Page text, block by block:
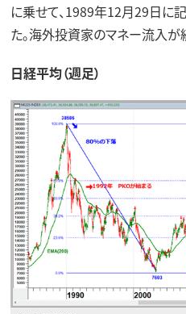
に乗せて、1989年12月29日に
た。海外投資家のマネー流入が
日経平均（週足）